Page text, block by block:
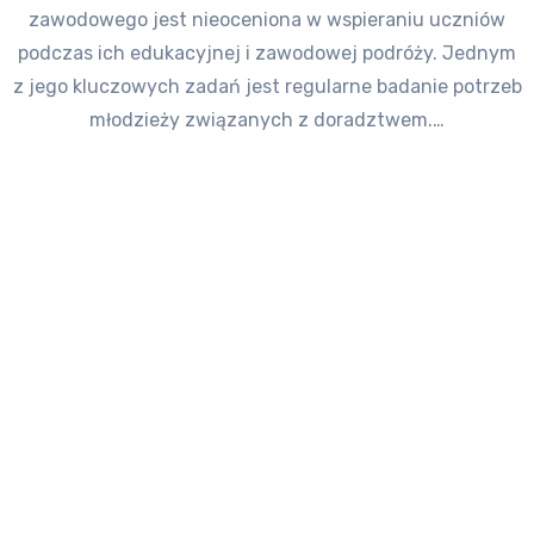
zawodowego jest nieoceniona w wspieraniu uczniów
podczas ich edukacyjnej i zawodowej podróży. Jednym
z jego kluczowych zadań jest regularne badanie potrzeb
młodzieży związanych z doradztwem.…